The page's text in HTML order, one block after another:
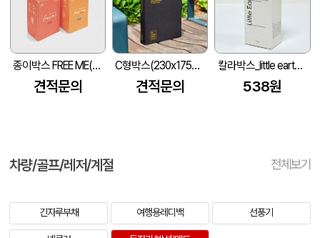
종이박스 FREE ME(62*49*93mm)
견적문의
C형박스(230x175x35mm)
견적문의
칼라박스_little earth (45*45*124mm)
538원
차량/골프/레저/계절 전체보기
긴자루부채 여행용레디백 선풍기